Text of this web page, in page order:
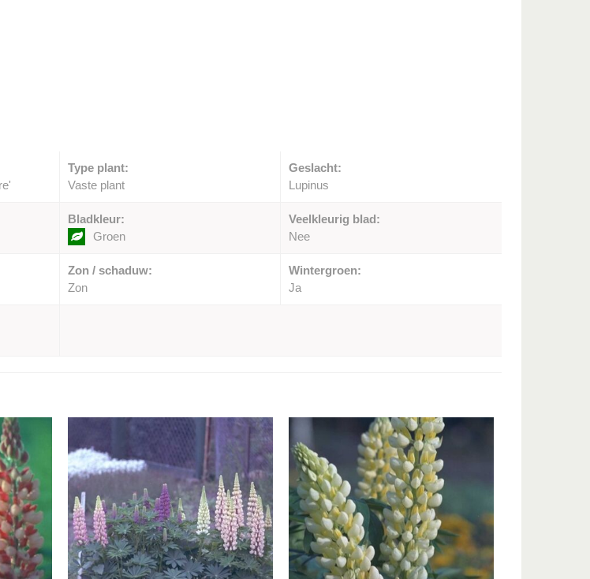
Type plant:
Vaste plant
Geslacht:
Lupinus
Bladkleur:
Groen
Veelkleurig blad:
Nee
Zon / schaduw:
Zon
Wintergroen:
Ja